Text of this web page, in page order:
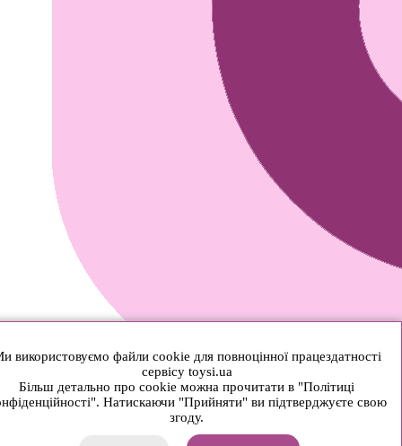
використовуємо файли cookie для повноцінної працездатності
сервісу toysi.ua
Більш детально про cookie можна прочитати в "Політиці
Натискаючи "Прийняти" ви підтверджуєте свою
згоду.